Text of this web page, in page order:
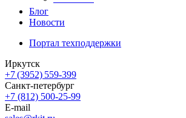
Блог
Новости
Портал техподдержки
Иркутск
+7 (3952) 559-399
Санкт-петербург
+7 (812) 500-25-99
E-mail